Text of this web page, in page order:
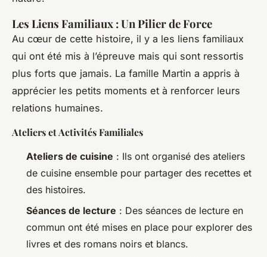
Les Liens Familiaux : Un Pilier de Force
Au cœur de cette histoire, il y a les liens familiaux
qui ont été mis à l’épreuve mais qui sont ressortis
plus forts que jamais. La famille Martin a appris à
apprécier les petits moments et à renforcer leurs
relations humaines.
Ateliers et Activités Familiales
Ateliers de cuisine : Ils ont organisé des ateliers
de cuisine ensemble pour partager des recettes et
des histoires.
Séances de lecture : Des séances de lecture en
commun ont été mises en place pour explorer des
livres et des romans noirs et blancs.